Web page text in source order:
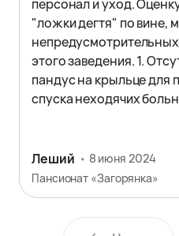
персонал и уход. Оценку снижаю за
"ложки дегтя" по вине,
этого заведения. 1.
пандус на крыльце для
спуска неходячих
2 этаж, больных опять
приходится поднимать и
вручную, рискуя
неходячих пациентов
Леший
8 июня 2024
Пансионат «Загорянка»